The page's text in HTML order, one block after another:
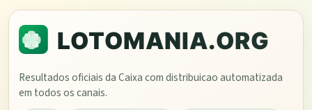
Resultados oficiais da Caixa com distribuicao automatizada
em todos os canais.